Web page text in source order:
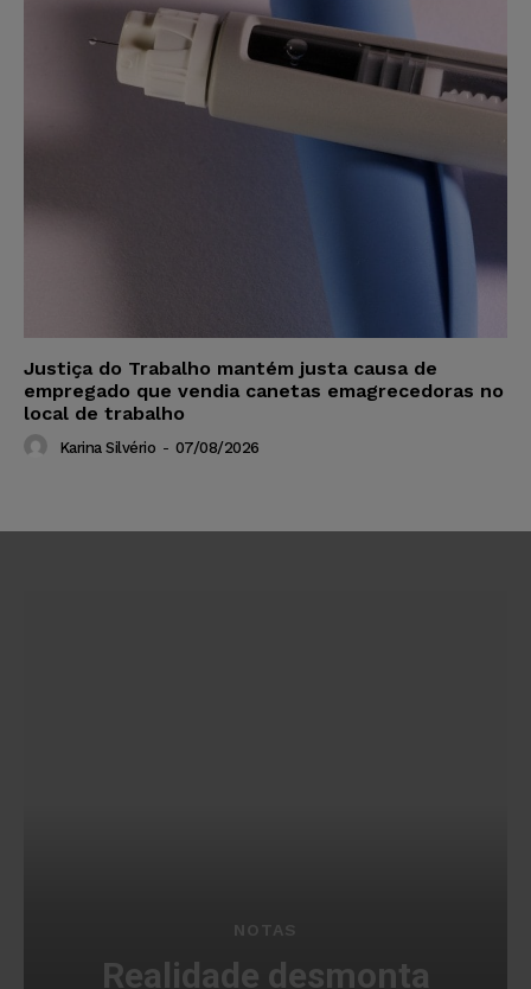
Justiça do Trabalho mantém justa causa de
empregado que vendia canetas emagrecedoras no
local de trabalho
Karina Silvério - 07/08/2026